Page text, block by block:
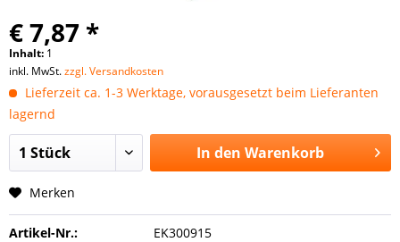
€ 7,87 *
Inhalt: 1
inkl. MwSt.zzgl. Versandkosten
Lieferzeit ca. 1-3 Werktage, vorausgesetzt beim Lieferanten
lagernd
In den Warenkorb
Merken
Artikel-Nr.: EK300915